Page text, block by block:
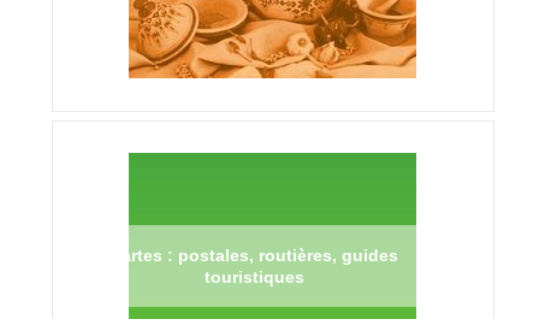
Cartes : postales, routières, guides
touristiques